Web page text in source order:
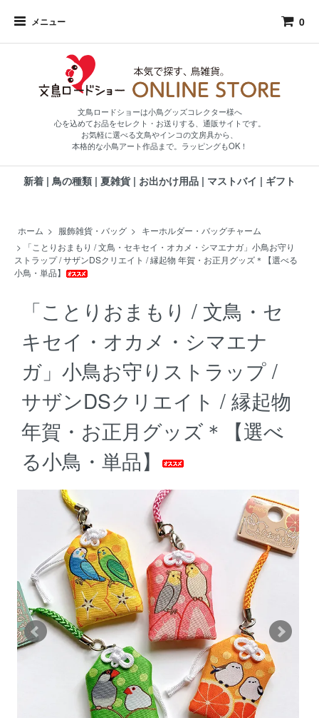
メニュー 0
文鳥ロードショーは小鳥グッズコレクター様へ
心を込めてお品をセレクト・お送りする、通販サイトです。
お気軽に選べる文鳥やインコの文房具から、
本格的な小鳥アート作品まで。ラッピングもOK！
新着 | 鳥の種類 | 夏雑貨 | お出かけ用品 | マストバイ | ギフト
ホーム > 服飾雑貨・バッグ > キーホルダー・バッグチャーム
>
「ことりおまもり / 文鳥・セキセイ・オカメ・シマエナガ」小鳥お守り
ストラップ / サザンDSクリエイト / 縁起物 年賀・お正月グッズ＊【選べる
小鳥・単品】
「ことりおまもり / 文鳥・セ
キセイ・オカメ・シマエナ
ガ」小鳥お守りストラップ /
サザンDSクリエイト / 縁起物
年賀・お正月グッズ＊【選べ
る小鳥・単品】